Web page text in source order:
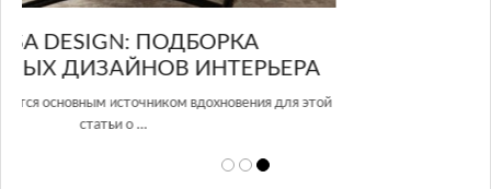
GLAZOV DESIGN GROUP – УНИКАЛЬНЫЙ
ПОДХОД К ДИЗАЙНУ
Glazov Design Group- это одна из лучших студий дизайна интерьера